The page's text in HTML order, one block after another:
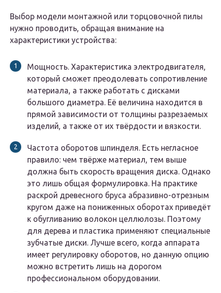
Выбор модели монтажной или торцовочной пилы
нужно проводить, обращая внимание на
характеристики устройства:
Мощность. Характеристика электродвигателя,
который сможет преодолевать сопротивление
материала, а также работать с дисками
большого диаметра. Её величина находится в
прямой зависимости от толщины разрезаемых
изделий, а также от их твёрдости и вязкости.
Частота оборотов шпинделя. Есть негласное
правило: чем твёрже материал, тем выше
должна быть скорость вращения диска. Однако
это лишь общая формулировка. На практике
раскрой древесного бруса абразивно-отрезным
кругом даже на пониженных оборотах приведёт
к обугливанию волокон целлюлозы. Поэтому
для дерева и пластика применяют специальные
зубчатые диски. Лучше всего, когда аппарата
имеет регулировку оборотов, но данную опцию
можно встретить лишь на дорогом
профессиональном оборудовании.